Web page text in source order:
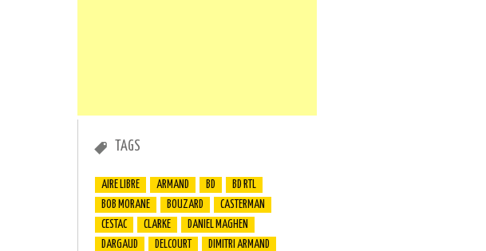
TAGS
AIRE LIBRE ARMAND BD
BD RTL
BOB MORANE
BOUZARD
CASTERMAN
CESTAC
CLARKE
DANIEL MAGHEN
DARGAUD
DELCOURT
DIMITRI ARMAND